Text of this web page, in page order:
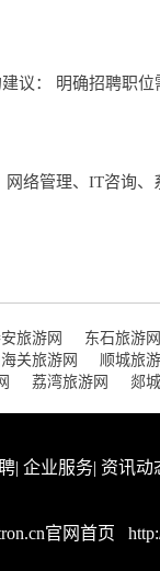
： 明确招聘职
络管理、IT咨询
旅游网 东石旅游网
关旅游网 顺城旅
荔湾旅游网 郯
| 企业服务| 资讯动
官网首页